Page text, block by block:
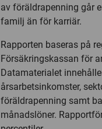
av föräldrapenning går
familj än för karriär.
Rapporten baseras på
Försäkringskassan för
Datamaterialet
årsarbetsinkomster,
föräldrapenning samt
månadslöner.